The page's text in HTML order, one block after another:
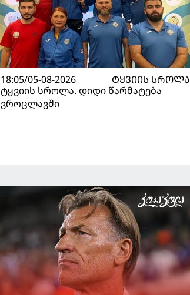
18:05/05-08-2026
ᲢᲧᲕᲘᲘᲡ ᲡᲠᲝᲚᲐ
ტყვიის სროლა. დიდი წარმატება
ვროცლავში